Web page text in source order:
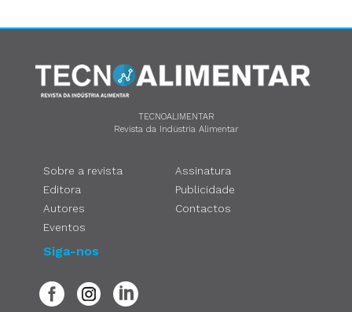
TECNOALIMENTAR
Revista da Indústria Alimentar
Sobre a revista
Editora
Autores
Eventos
Assinatura
Publicidade
Contactos
Siga-nos